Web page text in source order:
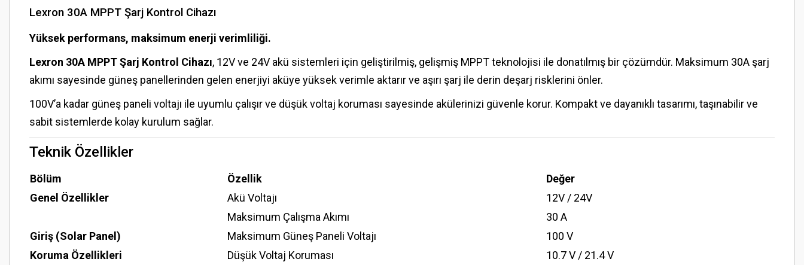
Lexron 30A MPPT Şarj Kontrol Cihazı
Yüksek performans, maksimum enerji verimliliği.
Lexron 30A MPPT Şarj Kontrol Cihazı, 12V ve 24V akü sistemleri için geliştirilmiş, gelişmiş MPPT teknolojisi ile donatılmış bir çözümdür. Maksimum 30A şarj
akımı sayesinde güneş panellerinden gelen enerjiyi aküye yüksek verimle aktarır ve aşırı şarj ile derin deşarj risklerini önler.
100V’a kadar güneş paneli voltajı ile uyumlu çalışır ve düşük voltaj koruması sayesinde akülerinizi güvenle korur. Kompakt ve dayanıklı tasarımı, taşınabilir ve
sabit sistemlerde kolay kurulum sağlar.
Teknik Özellikler
Bölüm Özellik
Değer
Genel Özellikler
Akü Voltajı
12V / 24V
Maksimum Çalışma Akımı
30 A
Giriş (Solar Panel)
Maksimum Güneş Paneli Voltajı
100 V
Koruma Özellikleri
Düşük Voltaj Koruması
10.7 V / 21.4 V